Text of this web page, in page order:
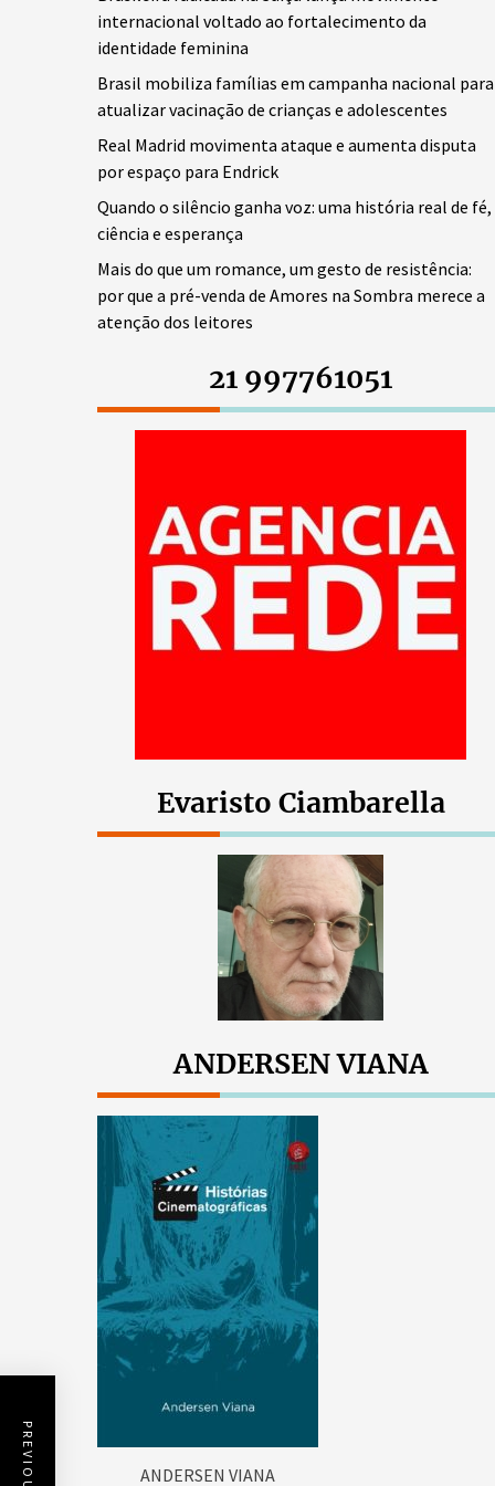
internacional voltado ao fortalecimento da
identidade feminina
Brasil mobiliza famílias em campanha nacional para
atualizar vacinação de crianças e adolescentes
Real Madrid movimenta ataque e aumenta disputa
por espaço para Endrick
Quando o silêncio ganha voz: uma história real de fé,
ciência e esperança
Mais do que um romance, um gesto de resistência:
por que a pré-venda de Amores na Sombra merece a
atenção dos leitores
21 997761051
Evaristo Ciambarella
ANDERSEN VIANA
ANDERSEN VIANA